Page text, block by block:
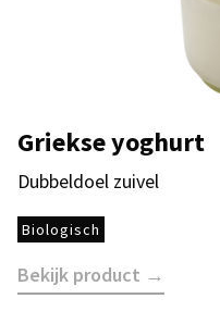
Griekse yoghurt
Dubbeldoel zuivel
Biologisch
Bekijk product →